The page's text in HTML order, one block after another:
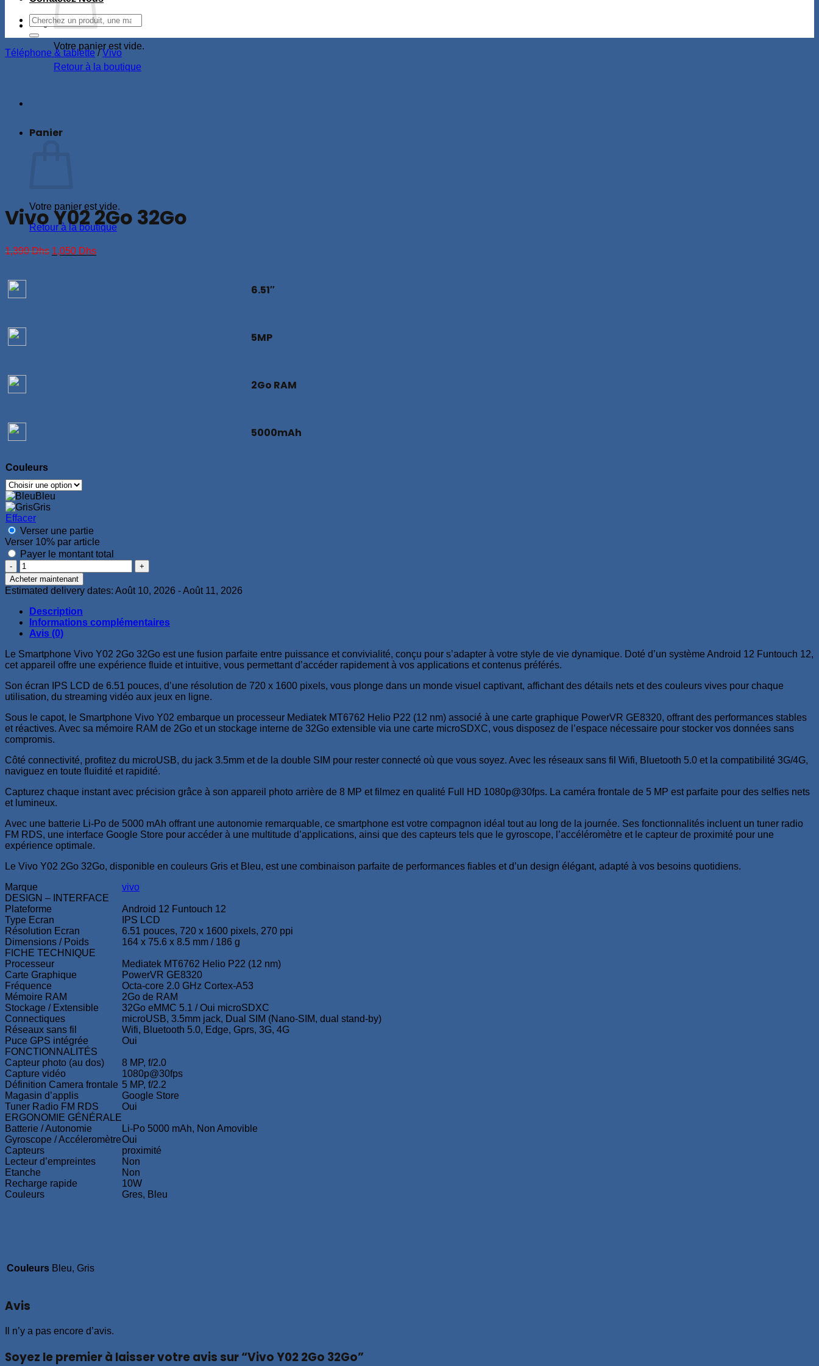
Votre panier est vide.
Retour à la boutique
Panier
Votre panier est vide.
Retour à la boutique
Recherche
pour :
Téléphone & tablette / Vivo
Vivo Y02 2Go 32Go
1,390Dhs Le
1,050 DhsLe
6.51″
5MP
2Go RAM
5000mAh
Couleurs
Bleu
Gris
Effacer
Verser une partie
Verser 10% par article
Payer le montant total
quantité
de
Vivo
Y02
2Go
32Go
Acheter maintenant
Estimated delivery dates: Août 10, 2026 - Août 11, 2026
Description
Informations complémentaires
Avis (0)
Le Smartphone Vivo Y02 2Go 32Go est une fusion parfaite entre puissance et convivialité, conçu pour s’adapter à votre style de vie dynamique. Doté d’un système Android 12 Funtouch 12,
cet appareil offre une expérience fluide et intuitive, vous permettant d’accéder rapidement à vos applications et contenus préférés.
Son écran IPS LCD de 6.51 pouces, d’une résolution de 720 x 1600 pixels, vous plonge dans un monde visuel captivant, affichant des détails nets et des couleurs vives pour chaque
utilisation, du streaming vidéo aux jeux en ligne.
Sous le capot, le Smartphone Vivo Y02 embarque un processeur Mediatek MT6762 Helio P22 (12 nm) associé à une carte graphique PowerVR GE8320, offrant des performances stables
et réactives. Avec sa mémoire RAM de 2Go et un stockage interne de 32Go extensible via une carte microSDXC, vous disposez de l’espace nécessaire pour stocker vos données sans
compromis.
Côté connectivité, profitez du microUSB, du jack 3.5mm et de la double SIM pour rester connecté où que vous soyez. Avec les réseaux sans fil Wifi, Bluetooth 5.0 et la compatibilité 3G/4G,
naviguez en toute fluidité et rapidité.
Capturez chaque instant avec précision grâce à son appareil photo arrière de 8 MP et filmez en qualité Full HD 1080p@30fps. La caméra frontale de 5 MP est parfaite pour des selfies nets
et lumineux.
Avec une batterie Li-Po de 5000 mAh offrant une autonomie remarquable, ce smartphone est votre compagnon idéal tout au long de la journée. Ses fonctionnalités incluent un tuner radio
FM RDS, une interface Google Store pour accéder à une multitude d’applications, ainsi que des capteurs tels que le gyroscope, l’accéléromètre et le capteur de proximité pour une
expérience optimale.
Le Vivo Y02 2Go 32Go, disponible en couleurs Gris et Bleu, est une combinaison parfaite de performances fiables et d’un design élégant, adapté à vos besoins quotidiens.
Marque
vivo
DESIGN – INTERFACE
Plateforme
Android 12 Funtouch 12
Type Ecran
IPS LCD
Résolution Ecran
6.51 pouces, 720 x 1600 pixels, 270 ppi
Dimensions / Poids
164 x 75.6 x 8.5 mm / 186 g
FICHE TECHNIQUE
Processeur
Mediatek MT6762 Helio P22 (12 nm)
Carte Graphique
PowerVR GE8320
Fréquence
Octa-core 2.0 GHz Cortex-A53
Mémoire RAM
2Go de RAM
Stockage / Extensible
32Go eMMC 5.1 / Oui microSDXC
Connectiques
microUSB, 3.5mm jack, Dual SIM (Nano-SIM, dual stand-by)
Réseaux sans fil
Wifi, Bluetooth 5.0, Edge, Gprs, 3G, 4G
Puce GPS intégrée
Oui
FONCTIONNALITÉS
Capteur photo (au dos)
8 MP, f/2.0
Capture vidéo
1080p@30fps
Définition Camera frontale 5 MP, f/2.2
Magasin d’applis
Google Store
Tuner Radio FM RDS
Oui
ERGONOMIE GÉNÉRALE
Batterie / Autonomie
Li-Po 5000 mAh, Non Amovible
Gyroscope / AccéleromètreOui
Capteurs
proximité
Lecteur d’empreintes
Non
Etanche
Non
Recharge rapide
10W
Couleurs
Gres, Bleu
Couleurs Bleu, Gris
Avis
Il n’y a pas encore d’avis.
Soyez le premier à laisser votre avis sur “Vivo Y02 2Go 32Go”